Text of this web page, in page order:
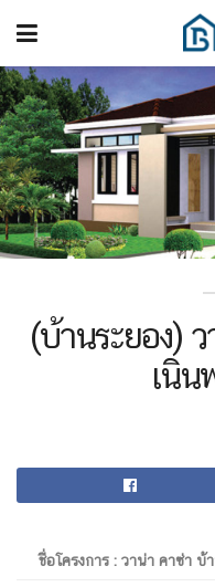
(บ้านระยอง)
เนิน
ชื่อโครงการ : วาน่า คาซ่า บ้